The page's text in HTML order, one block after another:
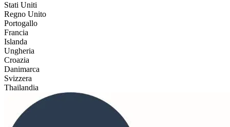
Stati Uniti
Regno Unito
Portogallo
Francia
Islanda
Ungheria
Croazia
Danimarca
Svizzera
Thailandia